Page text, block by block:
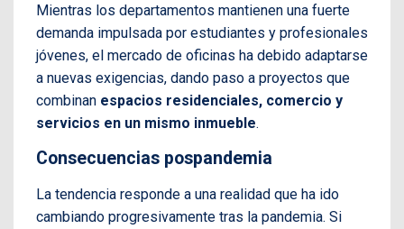
Mientras los departamentos mantienen una fuerte
demanda impulsada por estudiantes y profesionales
jóvenes, el mercado de oficinas ha debido adaptarse
a nuevas exigencias, dando paso a proyectos que
combinan espacios residenciales, comercio y
servicios en un mismo inmueble.
Consecuencias pospandemia
La tendencia responde a una realidad que ha ido
cambiando progresivamente tras la pandemia. Si